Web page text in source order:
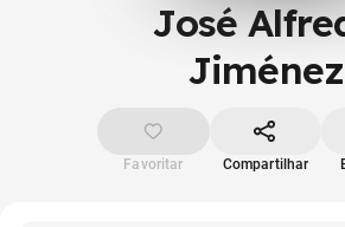
José
Jiménez
Favoritar Compartilhar